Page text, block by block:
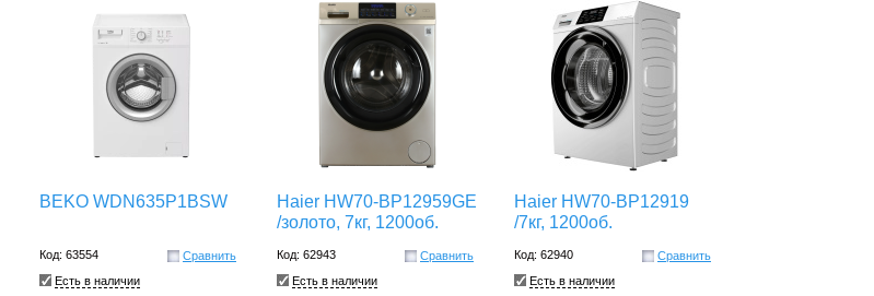
BEKO WDN635P1BSW
Код: 63554
Сравнить
Есть в наличии
Haier HW70-BP12959GE
/золото, 7кг, 1200об.
Код: 62943
Сравнить
Есть в наличии
Haier HW70-BP12919
/7кг, 1200об.
Код: 62940
Сравнить
Есть в наличии